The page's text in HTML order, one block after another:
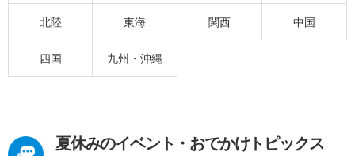
北陸 東海 関西 中国
四国 九州・沖縄
夏休みのイベント・おでかけトピックス